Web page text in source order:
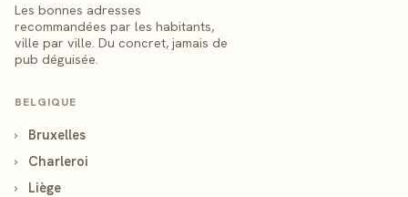
Les bonnes adresses
recommandées par les habitants,
ville par ville. Du concret, jamais de
pub déguisée.
BELGIQUE
›
Bruxelles
›
Charleroi
›
Liège